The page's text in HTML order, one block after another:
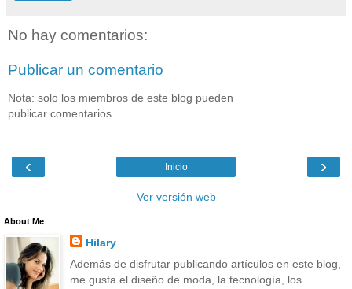
No hay comentarios:
Publicar un comentario
Nota: solo los miembros de este blog pueden
publicar comentarios.
‹ ›
Inicio
Ver versión web
About Me
Hilary
Además de disfrutar publicando artículos en este blog,
me gusta el diseño de moda, la tecnología, los